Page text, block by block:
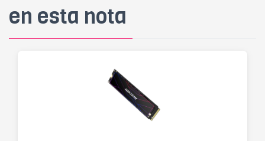
en esta nota